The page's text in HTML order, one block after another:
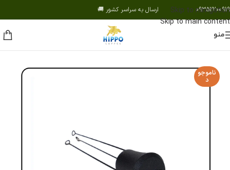
Skip to navigation
Skip to main content
09352200919 ارسال به سراسر کشور 🚚
منو
ناموجو
د